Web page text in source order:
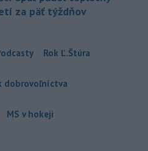
za päť týždňov
Rok Ľ.Štúra
dobrovoľníctva
MS v hokeji